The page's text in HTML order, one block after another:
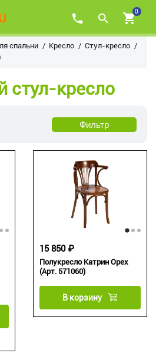
0
спальни Кресло
Стул-кресло
стул-кресло
Фильтр
Полукресло Катрин Орех
(Арт. 571060)
15 850 ₽
В корзину